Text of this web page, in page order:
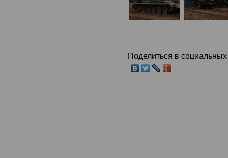
Поделиться в социальных